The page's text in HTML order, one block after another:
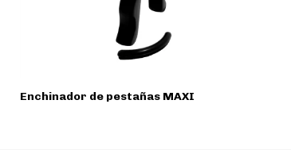
Enchinador de pestañas MAXI